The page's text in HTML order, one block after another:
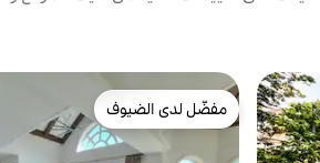
مفضّل لدى الضيوف
مفضّل لدى الضيوف